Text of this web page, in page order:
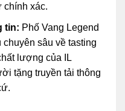
chính xác.
tin: Phố Vang Legend
sâu về tasting
lượng của IL
tặng truyền tải thông